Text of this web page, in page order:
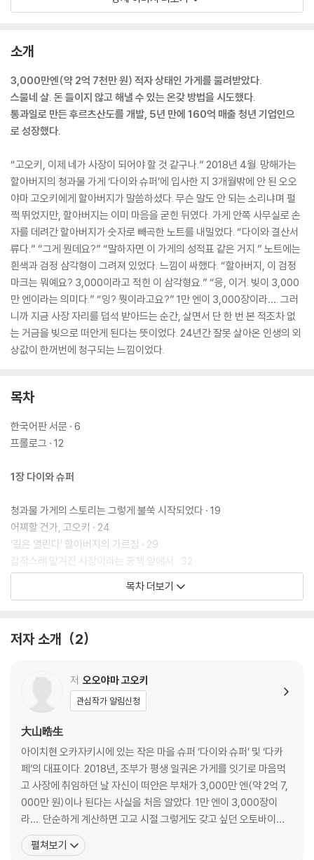
소개
3,000만엔(약 2억 7천만 원) 적자 상태인 가게를 물려받았다.
스물네 살. 돈 들이지 않고 해낼 수 있는 온갖 방법을 시도했다.
통과일로 만든 후르츠산도를 개발, 5년 만에 160억 매출 청년 기업인으
로 성장했다.
“고오키, 이제 네가 사장이 되어야 할 것 같구나.” 2018년 4월. 망해가는
할아버지의 청과물 가게 ‘다이와 슈퍼’에 입사한 지 3개월밖에 안 된 오오
야마 고오키에게 할아버지가 말씀하셨다. 무슨 말도 안 되는 소리냐며 펄
쩍 뛰었지만, 할아버지는 이미 마음을 굳힌 뒤였다. 가게 안쪽 사무실로 손
자를 데려간 할아버지가 숫자로 빼곡한 노트를 내밀었다. “다이와 결산서
류다.” “그게 뭔데요?” “말하자면 이 가게의 성적표 같은 거지.” 노트에는
흰색과 검정 삼각형이 그려져 있었다. 느낌이 싸했다. “할아버지, 이 검정
마크는 뭐예요? 3,000이라고 적힌 이 삼각형요.” “응, 이거. 빚이 3,000
만 엔이라는 의미다.” “잉? 뭣이라고요?” 1만 엔이 3,000장이라…. 그러
니까 지금 사장 자리를 덥석 받아드는 순간, 살면서 단 한 번 본 적조차 없
는 거금을 빚으로 떠안게 된다는 뜻이었다. 24년간 잘못 살아온 인생의 외
상값이 한꺼번에 청구되는 느낌이었다.
목차
한국어판 서문 · 6
프롤로그 · 12
1장 다이와 슈퍼
청과물 가게의 스토리는 그렇게 불쑥 시작되었다 · 19
어찌할 건가, 고오키 · 24
‘길은 열린다’ 할아버지의 가르침 · 29
갑작스레 맡겨진 사장이라는 중책 앞에서 · 32
돈을 쓰지 말고 지혜를 짜내라 · 34
편의점에 진열된 기회를 집어 올리던 날 · 53
신의 혀를 가진 남자 · 57
생크림을 먼저 만들어 볼까? · 59
다음은 맛있는 빵을 찾을 차례 · 63
일본 최고의 과일을 찾아 삼만리 · 66
후르츠산도는 외양이 90% · 75
우물 안 개구리 · 79
패키지에 담은 ‘다이와’의 혼 · 82
3장 우리들의 후르츠산도, 판매 개시!
목차 더보기
저자 소개 2
저 오오야마 고오키
관심작가 알림신청
大山晧生
아이치현 오카자키시에 있는 작은 마을 슈퍼 ‘다이와 슈퍼’ 및 ‘다카
페’의 대표이다. 2018년, 조부가 평생 일궈온 가게를 잇기로 마음먹
고 사장에 취임하던 날 자신이 떠안은 부채가 3,000만 엔(약 2억 7,
000만 원)이나 된다는 사실을 처음 알았다. 1만 엔이 3,000장이
라…. 단순하게 계산하면 고교 시절 그렇게도 갖고 싶던 오토바이를 1
00대나 살 수 있는 엄청난 액수였다. 지금까지 잘못 살아온 외상값이
한꺼번에 청구되는 듯 멘붕에 빠졌지만 “현재의 어려움이 너를 성장
펼쳐보기